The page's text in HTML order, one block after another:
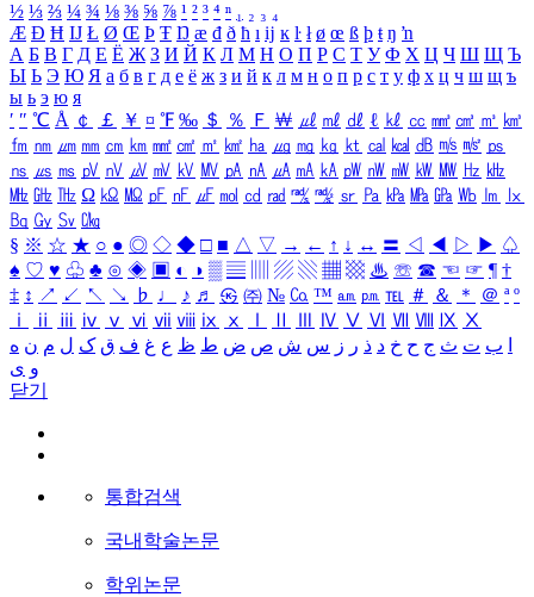
½ ⅓ ⅔ ¼ ¾ ⅛ ⅜ ⅝ ⅞ ¹ ² ³ ⁴ ⁿ ₁ ₂ ₃ ₄
Æ Ð Ħ Ĳ Ł Ø Œ Þ Ŧ Ŋ æ đ ð ħ ı ĳ ĸ ŀ ł ø œ ß þ ŧ ŋ ŉ
А Б В Г Д Е Ё Ж З И Й К Л М Н О П Р С Т У Ф Х Ц Ч Ш Щ Ъ
Ы Ь Э Ю Я а б в г д е ё ж з и й к л м н о п р с т у ф х ц ч ш щ ъ
ы ь э ю я
′ ″ ℃ Å ￠ ￡ ￥ ¤ ℉ ‰ ＄ ％ Ｆ ￦ ㎕ ㎖ ㎗ ℓ ㎘ ㏄ ㎣ ㎤ ㎥ ㎦
㎙ ㎚ ㎛ ㎜ ㎝ ㎞ ㎟ ㎠ ㎡ ㎢ ㏊ ㎍ ㎎ ㎏ ㏏ ㎈ ㎉ ㏈ ㎧ ㎨ ㎰
㎱ ㎲ ㎳ ㎴ ㎵ ㎶ ㎷ ㎸ ㎹ ㎀ ㎁ ㎂ ㎃ ㎄ ㎺ ㎻ ㎽ ㎾ ㎿ ㎐ ㎑
㎒ ㎓ ㎔ Ω ㏀ ㏁ ㎊ ㎋ ㎌ ㏖ ㏅ ㎭ ㎮ ㎯ ㏛ ㎩ ㎪ ㎫ ㎬ ㏝ ㏐
㏓
㏃ ㏉ ㏜ ㏆
§ ※ ☆ ★ ○ ● ◎ ◇ ◆ □ ■ △ ▽ → ← ↑ ↓ ↔ 〓 ◁ ◀ ▷ ▶ ♤
♠ ♡ ♥ ♧ ♣ ⊙ ◈ ▣ ◐ ◑ ▒ ▤ ▨ ▧ ▦ ▩ ♨ ☏ ☎ ☜ ☞ ¶ †
‡ ↕ ↗ ↙ ↖ ↘ ♭ ♩ ♪ ♬ ㉿ ㈜ № ㏇ ™ ㏂ ㏘ ℡ ＃ ＆ ＊ ＠ ª º
ⅰ
ⅱ ⅲ ⅳ ⅴ ⅵ ⅶ ⅷ ⅸ ⅹ Ⅳ Ⅴ Ⅵ Ⅶ Ⅷ Ⅸ Ⅹ
ب ت ث ج ح خ د ذ ر ز س ش ص ض ط ظ ع غ ف ق ک ل م ن ه
و ی
닫기
통합검색
국내학술논문
학위논문